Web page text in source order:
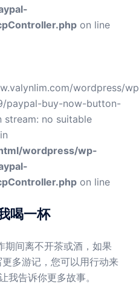
on line
wordpress/
paypal-buy-now-button-
no suitable
wordpress/wp-
on line
喝一杯
期间离不开茶或酒，如果
多游记，您可以用行动来
告诉你更多故事。